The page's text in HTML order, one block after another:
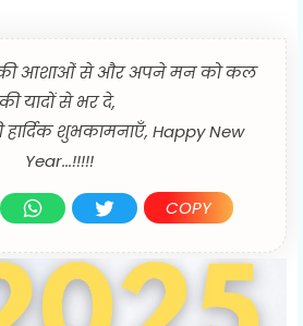
आशाओं से और अपने मन को कल
की यादों से भर दे,
शुभकामनाएँ, Happy New
Year...!!!!!
COPY